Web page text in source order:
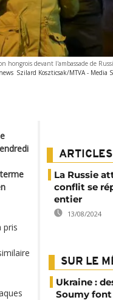
hongrois devant l'ambassade de
Szilard Koszticsak/MTVA - Media
pris
La Russie
conflit se
entier
13/08/2024
SUR LE
Ukraine :
Soumy